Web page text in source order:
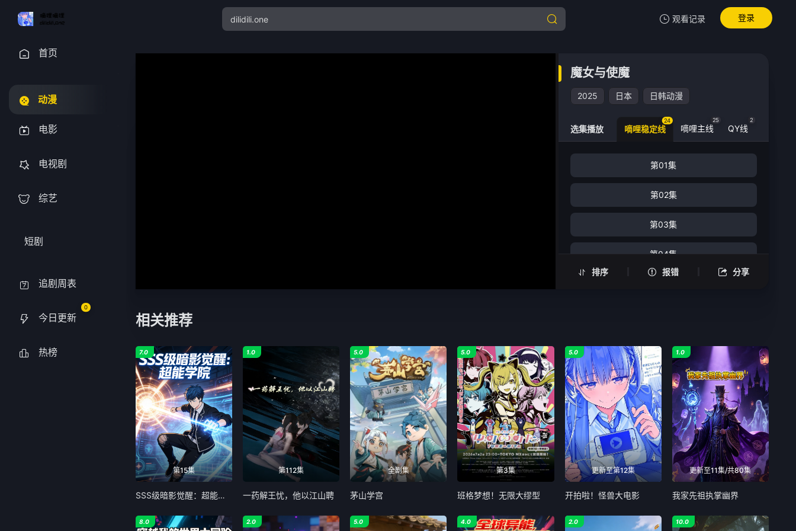
观看记录
魔女与使魔
清空
登录
首页
动漫
电影
电视剧
综艺
短剧
追剧周表
今日更新
0
热榜
魔女与使魔
2025 日本 日韩动漫
排序 报错 分享
选集播放 嘀哩稳定线
24
嘀哩主线
25
QY线
2
第01集
第02集
第03集
第04集
第08集
第09集
第10集
第11集
第12集
第13集
相关推荐
第15集
7.0
SSS级暗影觉醒：超能学院
第112集
1.0
一药解王忧，他以江山聘
全剧集
5.0
茅山学宫
第3集
5.0
班格梦想！无限大缪型
更新至第12集
5.0
开拍啦！怪兽大电影
更新至11集/共80集
1.0
我家先祖执掌幽界
8.0 2.0 5.0 4.0 2.0 10.0